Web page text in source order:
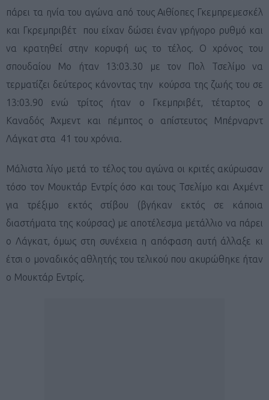
πάρει τα ηνία του αγώνα από τους Αιθίοπες Γκεμπρεμεσκέλ
και Γκρεμπριβέτ που είχαν δώσει έναν γρήγορο ρυθμό και
να κρατηθεί στην κορυφή ως το τέλος. Ο χρόνος του
σπουδαίου Μο ήταν 13:03.30 με τον Πολ Τσελίμο να
τερματίζει δεύτερος κάνοντας την κούρσα της ζωής του σε
13:03.90 ενώ τρίτος ήταν ο Γκεμπριβέτ, τέταρτος ο
Καναδός Άχμεντ και πέμπτος ο απίστευτος Μπέρναρντ
Λάγκατ στα 41 του χρόνια.
Μάλιστα λίγο μετά το τέλος του αγώνα οι κριτές ακύρωσαν
τόσο τον Μουκτάρ Εντρίς όσο και τους Τσελίμο και Αχμέντ
για τρέξιμο εκτός στίβου (βγήκαν εκτός σε κάποια
διαστήματα της κούρσας) με αποτέλεσμα μετάλλιο να πάρει
ο Λάγκατ, όμως στη συνέχεια η απόφαση αυτή άλλαξε κι
έτσι ο μοναδικός αθλητής του τελικού που ακυρώθηκε ήταν
ο Μουκτάρ Εντρίς.